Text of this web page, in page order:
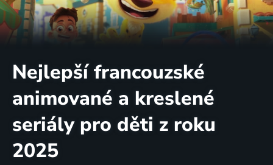
Nejlepší francouzské
animované a kreslené
seriály pro děti z roku
2025